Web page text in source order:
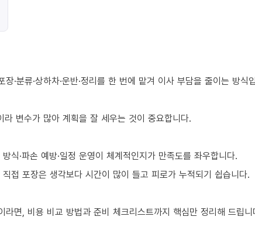
·분류·상하차·운반·정리를 한 번에 맡겨 이사 부담을 줄이는 방식
라 변수가 많아 계획을 잘 세우는 것이 중요합니다.
식·파손 예방·일정 운영이 체계적인지가 만족도를 좌우합니다.
접 포장은 생각보다 시간이 많이 들고 피로가 누적되기 쉽습니다.
면, 비용 비교 방법과 준비 체크리스트까지 핵심만 정리해 드립니